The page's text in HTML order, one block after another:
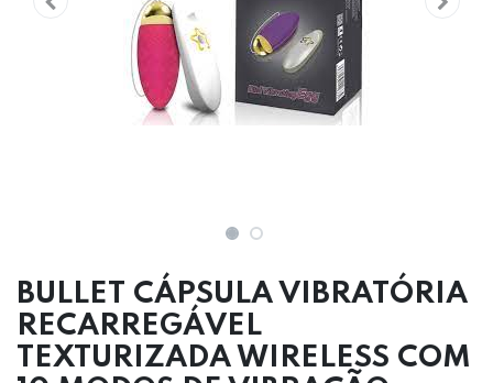
BULLET CÁPSULA VIBRATÓRIA
RECARREGÁVEL
TEXTURIZADA WIRELESS COM